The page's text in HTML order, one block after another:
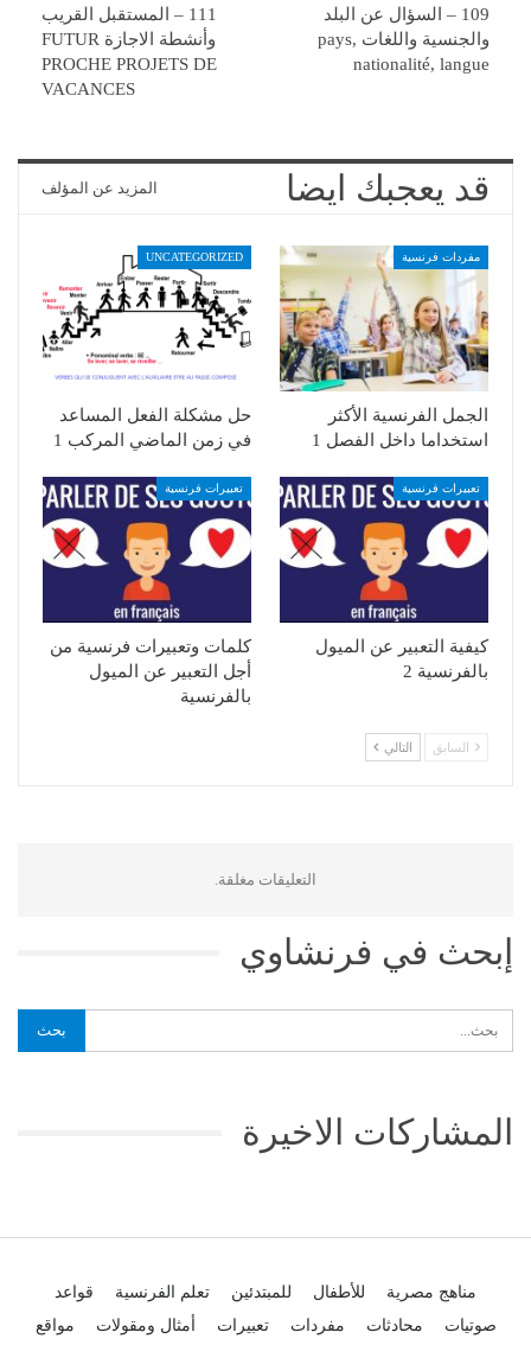
109 – السؤال عن البلد
والجنسية واللغات pays,
nationalité, langue
111 – المستقبل القريب
وأنشطة الاجازة FUTUR
PROCHE PROJETS DE
VACANCES
قد يعجبك ايضا المزيد عن المؤلف
مفردات فرنسية
الجمل الفرنسية الأكثر
استخداما داخل الفصل 1
UNCATEGORIZED
حل مشكلة الفعل المساعد
في زمن الماضي المركب 1
تعبيرات فرنسية
كيفية التعبير عن الميول
بالفرنسية 2
تعبيرات فرنسية
كلمات وتعبيرات فرنسية من
أجل التعبير عن الميول
بالفرنسية
السابق التالي
التعليقات مغلقة.
إبحث في فرنشاوي
المشاركات الاخيرة
مناهج مصرية للأطفال للمبتدئين تعلم الفرنسية
قواعد
صوتيات
محادثات مفردات تعبيرات أمثال ومقولات مواقع